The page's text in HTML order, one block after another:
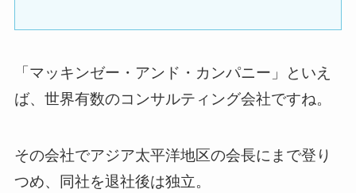
「マッキンゼー・アンド・カンパニー」といえ
ば、世界有数のコンサルティング会社ですね。
その会社でアジア太平洋地区の会長にまで登り
つめ、同社を退社後は独立。